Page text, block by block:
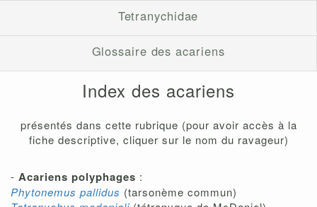
Tetranychidae
Glossaire des acariens
Index des acariens
présentés dans cette rubrique (pour avoir accès à la
fiche descriptive, cliquer sur le nom du ravageur)
- Acariens polyphages :
Phytonemus pallidus (tarsonème commun)